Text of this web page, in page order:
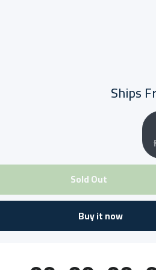
Ships
Sold Out
Sold Out
Buy it now